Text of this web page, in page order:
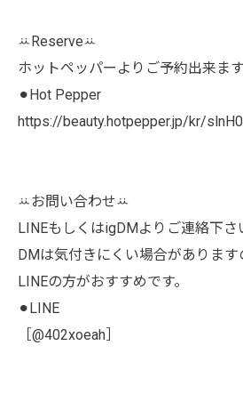
ꕁReserveꕁ
ホットペッパーよりご予約出来ます
⚫︎Hot Pepper
https://beauty.hotpepper.jp/kr/
ꕁお問い合わせꕁ
LINEもしくはigDMよりご連絡下さ
DMは気付きにくい場合があります
LINEの方がおすすめです。
⚫︎LINE
［@402xoeah］